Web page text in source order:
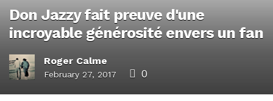
Don Jazzy fait preuve d'une
incroyable générosité envers un fan
Roger Calme
February 27, 2017 0